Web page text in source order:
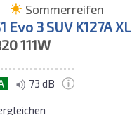
Sommerreifen
Evo 3 SUV K127A XL
111W
73 dB